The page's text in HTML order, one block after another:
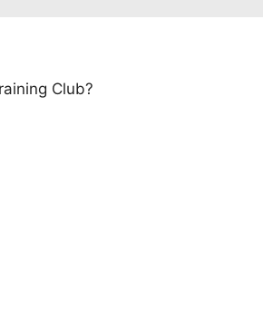
⁣Club?